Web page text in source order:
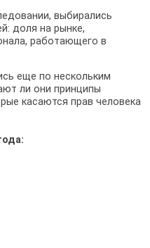
выбирались
доля на рынке,
работающего в
еще по нескольким
ли они принципы
касаются прав человека